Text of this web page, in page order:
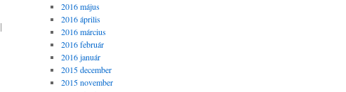
|
2016 május
2016 április
2016 március
2016 február
2016 január
2015 december
2015 november